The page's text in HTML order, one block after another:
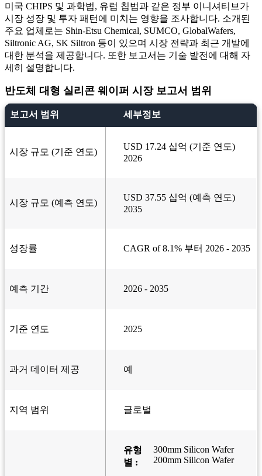
미국 CHIPS 및 과학법, 유럽 칩법과 같은 정부 이니셔티브가
시장 성장 및 투자 패턴에 미치는 영향을 조사합니다. 소개된
주요 업체로는 Shin-Etsu Chemical, SUMCO, GlobalWafers,
Siltronic AG, SK Siltron 등이 있으며 시장 전략과 최근 개발에
대한 분석을 제공합니다. 또한 보고서는 기술 발전에 대해 자
세히 설명합니다.
반도체 대형 실리콘 웨이퍼 시장 보고서 범위
보고서 범위 세부정보
시장 규모 (기준 연도)
USD 17.24 십억 (기준 연도)
2026
시장 규모 (예측 연도)
USD 37.55 십억 (예측 연도)
2035
성장률 CAGR of 8.1% 부터 2026 - 2035
예측 기간 2026 - 2035
기준 연도 2025
과거 데이터 제공 예
지역 범위 글로벌
유형
별 :
300mm Silicon Wafer
200mm Silicon Wafer